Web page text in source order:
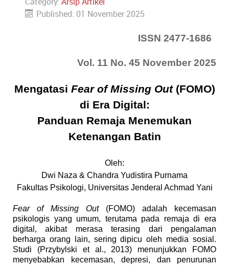
Published: 01 November 2025
ISSN 2477-1686
Vol. 11 No. 45 November 2025
Mengatasi Fear of Missing Out(FOMO)
di Era Digital:
Panduan Remaja Menemukan
Ketenangan Batin
Oleh:
Dwi Naza & Chandra Yudistira Purnama
Fakultas Psikologi, Universitas Jenderal Achmad Yani
Fear of Missing Out(FOMO) adalah kecemasan
psikologis yang umum, terutama pada remaja di era
digital, akibat merasa terasing dari pengalaman
berharga orang lain, sering dipicu oleh media sosial.
Studi (Przybylski et al., 2013) menunjukkan FOMO
menyebabkan kecemasan, depresi, dan penurunan